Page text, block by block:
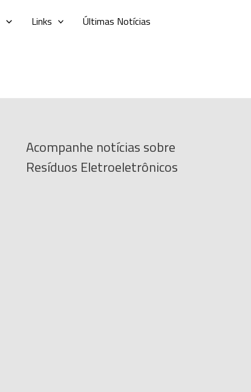
Links Últimas Notícias
Acompanhe notícias sobre
Resíduos Eletroeletrônicos